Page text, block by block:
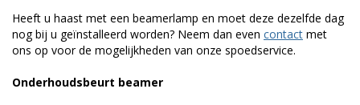
Heeft u haast met een beamerlamp en moet deze dezelfde dag
nog bij u geïnstalleerd worden? Neem dan even contact met
ons op voor de mogelijkheden van onze spoedservice.
Onderhoudsbeurt beamer